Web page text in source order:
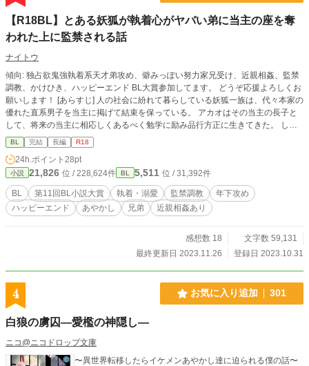
【R18BL】とある妖狐が執着心がヤバい弟に当主の座を奪
われた上に監禁される話
ナイトウ
傾向: 独占欲鬼強執着系天才弟攻め、僻みっぽい努力家兄受け、近親相姦、監禁
調教、かけひき、ハッピーエンド BL大賞参加してます。 どうぞ応援よろしくお
願いします！ [あらすじ] 人の社会に紛れて暮らしている妖狐一族は、代々本家の
優れた直系男子を当主に掲げて結束を保っている。 アカオはその当主の長子と
して、将来の当主に相応しくあるべく勉学に励み品行方正に生きてきた。 しか
し心の奥では自分より遥かに優秀な弟のトキノに対する複雑な感情が渦巻いてい
る。 それでもアカオは弟と表面上は仲良く大学生活を送っていた。 ある日当主
である父が急逝し、遺言で当主に指名されたのはトキノだった。 打ちのめされ
たアカオは、これからは自分の人生を送ろうと家を捨てる決意をして就職先を海
外に変更する。 その事をトキノに告げた途端トキノの態度が急変。 違和感を持
ちながらもその日は眠り、朝目覚めたら寝ていたベッドに拘束された自分と自分
を見下ろすトキノがいた。
BL 完結 長編 R18
24h.ポイント 28pt
小説 21,826 位 / 228,624件 BL 5,511 位 / 31,392件
BL 第11回BL小説大賞 執着・溺愛 監禁調教
年下攻め
ハッピーエンド
あやかし 兄弟 近親相姦あり
感想数 18
文字数 59,131
最終更新日 2023.11.26
登録日 2023.10.31
4 お気に入り追加 301
‪白狼の虜囚―愛檻の神隠し―
ニコ@ニコドロップ文庫
〜異世界転移したらイケメンあやかし達に迫られる僕の話〜